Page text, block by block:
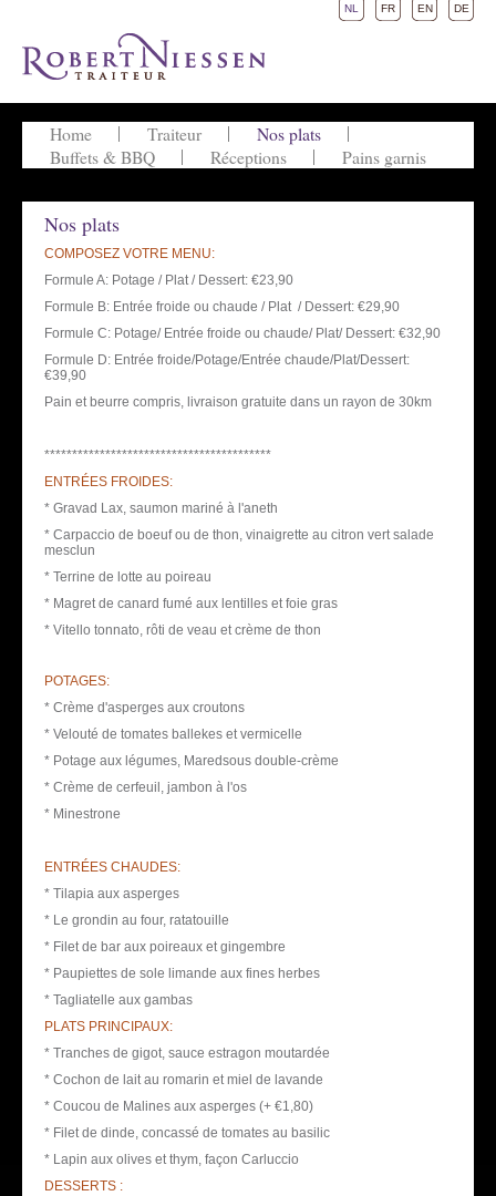
DE
EN
FR
NL
Home Traiteur
Nos plats
Buffets & BBQ
Réceptions Pains garnis
Nos plats
COMPOSEZ VOTRE MENU:
Formule A: Potage / Plat / Dessert: €23,90
Formule B: Entrée froide ou chaude / Plat / Dessert: €29,90
Formule C: Potage/ Entrée froide ou chaude/ Plat/ Dessert: €32,90
Formule D: Entrée froide/Potage/Entrée chaude/Plat/Dessert:
€39,90
Pain et beurre compris, livraison gratuite dans un rayon de 30km
*****************************************
ENTRÉES FROIDES:
* Gravad Lax, saumon mariné à l'aneth
* Carpaccio de boeuf ou de thon, vinaigrette au citron vert salade
mesclun
* Terrine de lotte au poireau
* Magret de canard fumé aux lentilles et foie gras
* Vitello tonnato, rôti de veau et crème de thon
POTAGES:
* Crème d'asperges aux croutons
* Velouté de tomates ballekes et vermicelle
* Potage aux légumes, Maredsous double-crème
* Crème de cerfeuil, jambon à l'os
* Minestrone
ENTRÉES CHAUDES:
* Tilapia aux asperges
* Le grondin au four, ratatouille
* Filet de bar aux poireaux et gingembre
* Paupiettes de sole limande aux fines herbes
* Tagliatelle aux gambas
PLATS PRINCIPAUX:
* Tranches de gigot, sauce estragon moutardée
* Cochon de lait au romarin et miel de lavande
* Coucou de Malines aux asperges (+ €1,80)
* Filet de dinde, concassé de tomates au basilic
* Lapin aux olives et thym, façon Carluccio
DESSERTS :